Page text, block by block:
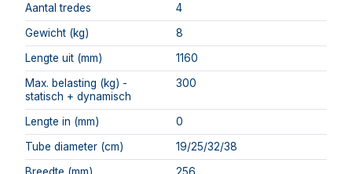
Aantal tredes
4
Gewicht (kg)
8
Lengte uit (mm)
1160
Max. belasting (kg) -
statisch + dynamisch
300
Lengte in (mm)
0
Tube diameter (cm)
19/25/32/38